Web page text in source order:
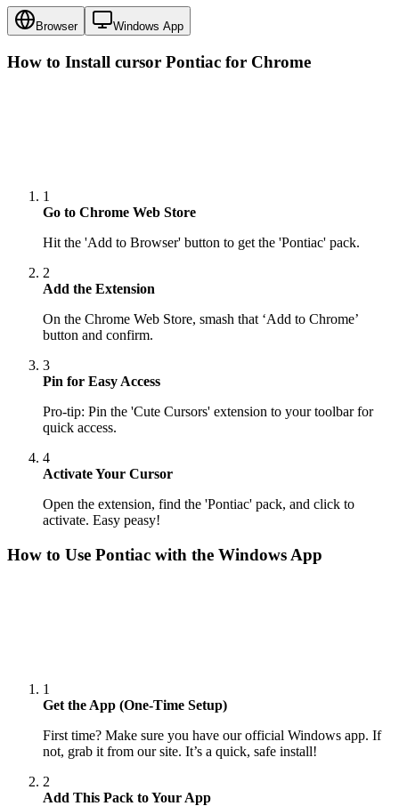
Browser Windows App
How to Install cursor Pontiac for Chrome
1
Go to Chrome Web Store
Hit the 'Add to Browser' button to get the 'Pontiac' pack.
2
Add the Extension
On the Chrome Web Store, smash that ‘Add to Chrome’
button and confirm.
3
Pin for Easy Access
Pro-tip: Pin the 'Cute Cursors' extension to your toolbar for
quick access.
4
Activate Your Cursor
Open the extension, find the 'Pontiac' pack, and click to
activate. Easy peasy!
How to Use Pontiac with the Windows App
1
Get the App (One-Time Setup)
First time? Make sure you have our official Windows app. If
not, grab it from our site. It’s a quick, safe install!
2
Add This Pack to Your App